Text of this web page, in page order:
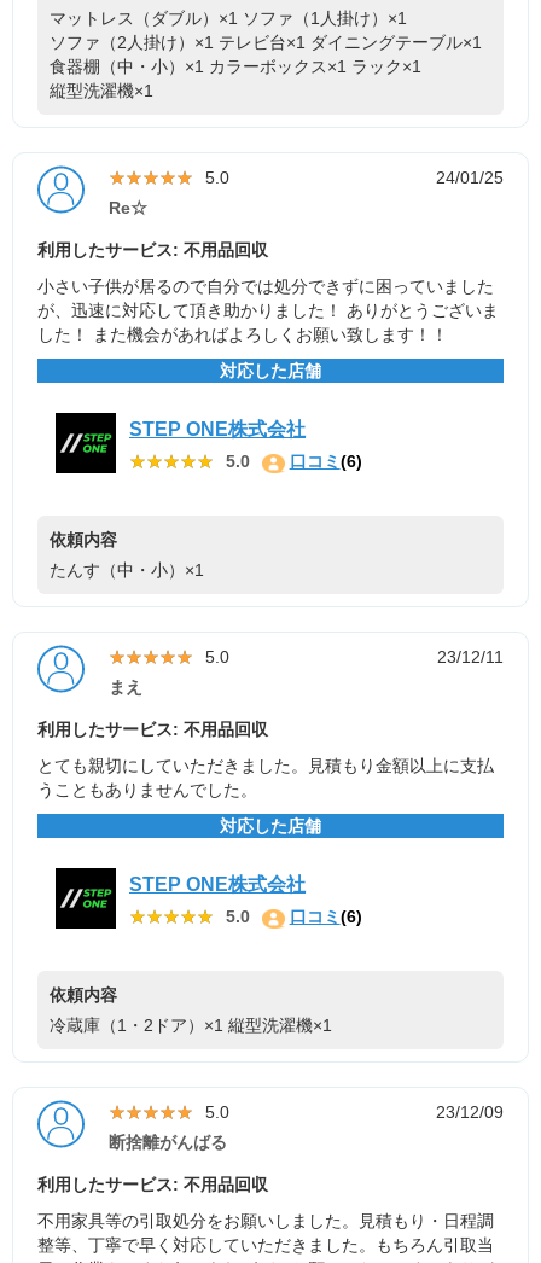
マットレス（ダブル）×1 ソファ（1人掛け）×1
ソファ（2人掛け）×1 テレビ台×1 ダイニングテーブル×1
食器棚（中・小）×1 カラーボックス×1 ラック×1
縦型洗濯機×1
★★★★★
★★★★★ 5.0
24/01/25
Re☆
利用したサービス: 不用品回収
小さい子供が居るので自分では処分できずに困っていました
が、迅速に対応して頂き助かりました！ ありがとうございま
した！ また機会があればよろしくお願い致します！！
対応した店舗
STEP ONE株式会社
★★★★★
★★★★★ 5.0 口コミ(6)
依頼内容
たんす（中・小）×1
★★★★★
★★★★★ 5.0
23/12/11
まえ
利用したサービス: 不用品回収
とても親切にしていただきました。見積もり金額以上に支払
うこともありませんでした。
対応した店舗
STEP ONE株式会社
★★★★★
★★★★★ 5.0 口コミ(6)
依頼内容
冷蔵庫（1・2ドア）×1 縦型洗濯機×1
★★★★★
★★★★★ 5.0
23/12/09
断捨離がんばる
利用したサービス: 不用品回収
不用家具等の引取処分をお願いしました。見積もり・日程調
整等、丁寧で早く対応していただきました。もちろん引取当